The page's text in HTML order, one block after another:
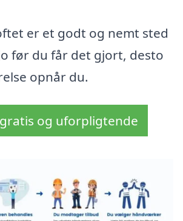
er et godt og nemt sted
før du får det gjort, desto
opnår du.
og uforpligtende